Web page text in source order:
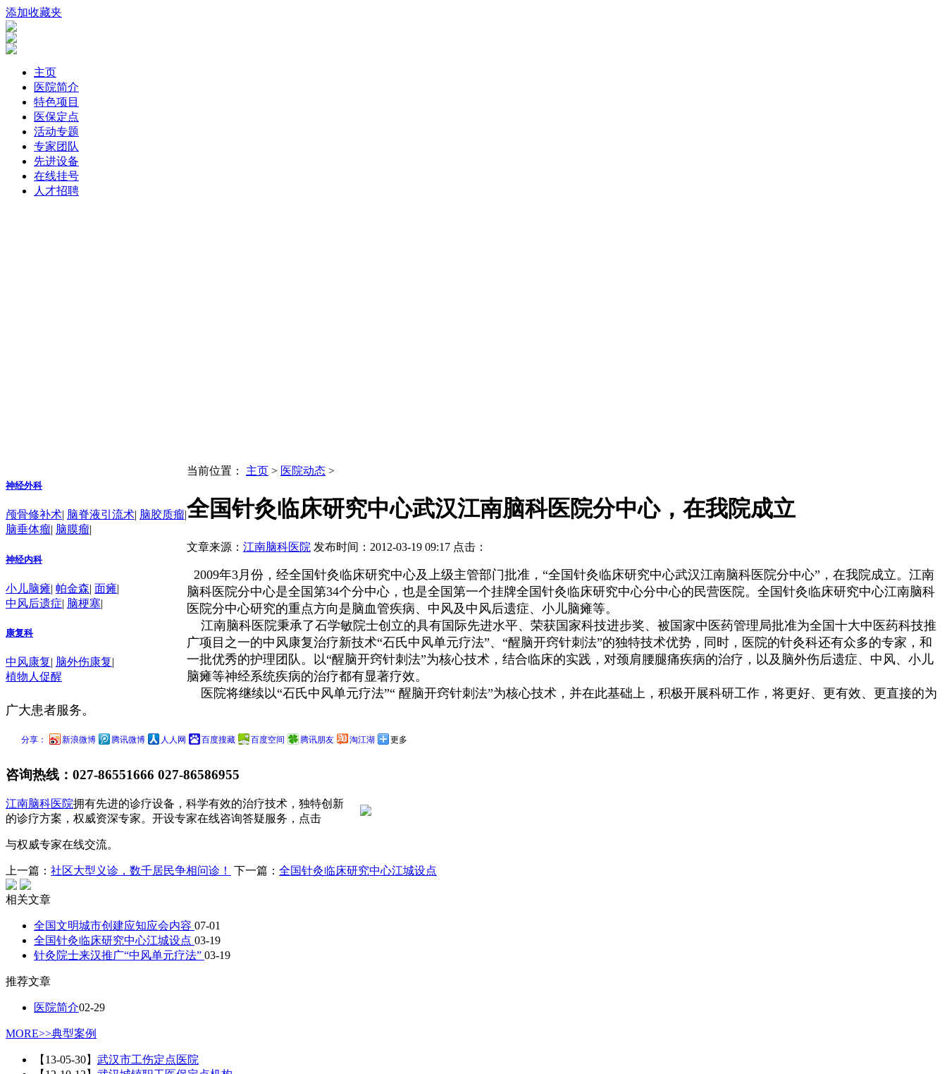
添加收藏夹
主页
医院简介
特色项目
医保定点
活动专题
专家团队
先进设备
在线挂号
人才招聘
神经外科
颅骨修补术| 脑脊液引流术| 脑胶质瘤|
脑垂体瘤| 脑膜瘤|
神经内科
小儿脑瘫| 帕金森| 面瘫|
中风后遗症| 脑梗塞|
康复科
中风康复| 脑外伤康复|
植物人促醒
当前位置： 主页 > 医院动态 >
全国针灸临床研究中心武汉江南脑科医院分中心，在我院成立
文章来源： 江南脑科医院 发布时间：2012-03-19 09:17 点击：
2009年3月份，经全国针灸临床研究中心及上级主管部门批准，“全国针灸临床研究中心武汉江南脑科医院分中心”，在我院成立。江南
脑科医院分中心是全国第34个分中心，也是全国第一个挂牌全国针灸临床研究中心分中心的民营医院。全国针灸临床研究中心江南脑科
医院分中心研究的重点方向是脑血管疾病、中风及中风后遗症、小儿脑瘫等。
江南脑科医院秉承了石学敏院士创立的具有国际先进水平、荣获国家科技进步奖、被国家中医药管理局批准为全国十大中医药科技推
广项目之一的中风康复治疗新技术“石氏中风单元疗法”、“醒脑开窍针刺法”的独特技术优势，同时，医院的针灸科还有众多的专家，和
一批优秀的护理团队。以“醒脑开窍针刺法”为核心技术，结合临床的实践，对颈肩腰腿痛疾病的治疗，以及脑外伤后遗症、中风、小儿
脑瘫等神经系统疾病的治疗都有显著疗效。
医院将继续以“石氏中风单元疗法”“ 醒脑开窍针刺法”为核心技术，并在此基础上，积极开展科研工作，将更好、更有效、更直接的为
广大患者服务。
分享： 新浪微博 腾讯微博 人人网 百度搜藏 百度空间 腾讯朋友 淘江湖 更多
咨询热线： 027-86551666 027-86586955
江南脑科医院拥有先进的诊疗设备，科学有效的治疗技术，独特创新
的诊疗方案，权威资深专家。开设专家在线咨询答疑服务，点击
与权威专家在线交流。
上一篇： 社区大型义诊，数千居民争相问诊！ 下一篇： 全国针灸临床研究中心江城设点
相关文章
全国文明城市创建应知应会内容 07-01
全国针灸临床研究中心江城设点 03-19
针灸院士来汉推广“中风单元疗法” 03-19
推荐文章
医院简介02-29
MORE>>典型案例
【13-05-30】 武汉市工伤定点医院